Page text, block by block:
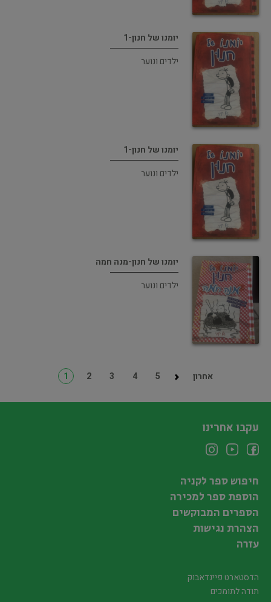
יומנו של חנון-1
ילדים ונוער
יומנו של חנון-1
ילדים ונוער
יומנו של חנון-מנה חמה
ילדים ונוער
1 2 3 4 5 אחרון
עקבו אחרינו
חיפוש ספר לקניה
הוספת ספר למכירה
הספרים המבוקשים
הצהרת נגישות
עזרה
הדסטארט פיינדאבוק
תודה לתומכים